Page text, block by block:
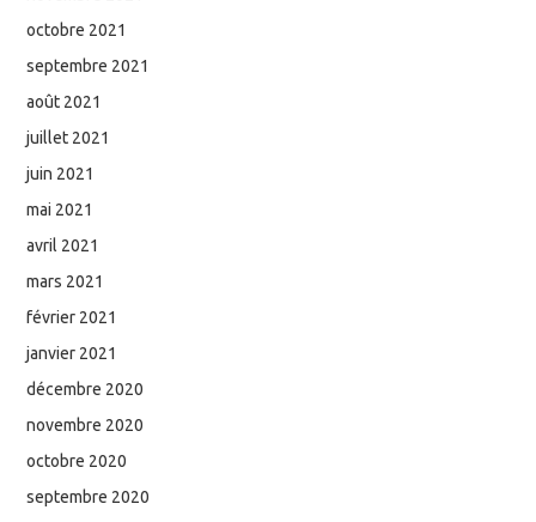
octobre 2021
septembre 2021
août 2021
juillet 2021
juin 2021
mai 2021
avril 2021
mars 2021
février 2021
janvier 2021
décembre 2020
novembre 2020
octobre 2020
septembre 2020